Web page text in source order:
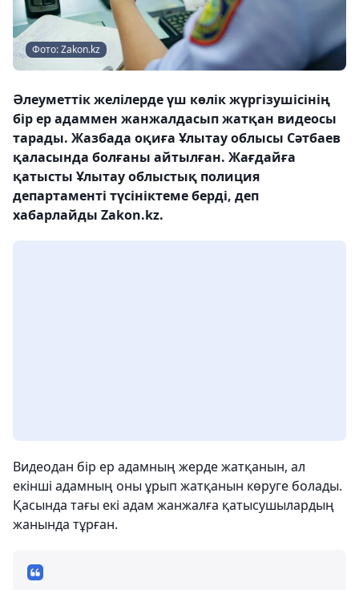
Фото: Zakon.kz
Әлеуметтік желілерде үш көлік жүргізушісінің
бір ер адаммен жанжалдасып жатқан видеосы
тарады. Жазбада оқиға Ұлытау облысы Сәтбаев
қаласында болғаны айтылған. Жағдайға
қатысты Ұлытау облыстық полиция
департаменті түсініктеме берді, деп
хабарлайды Zakon.kz.
Видеодан бір ер адамның жерде жатқанын, ал
екінші адамның оны ұрып жатқанын көруге болады.
Қасында тағы екі адам жанжалға қатысушылардың
жанында тұрған.